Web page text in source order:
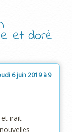
et doré
6 juin 2019 à 9
irait